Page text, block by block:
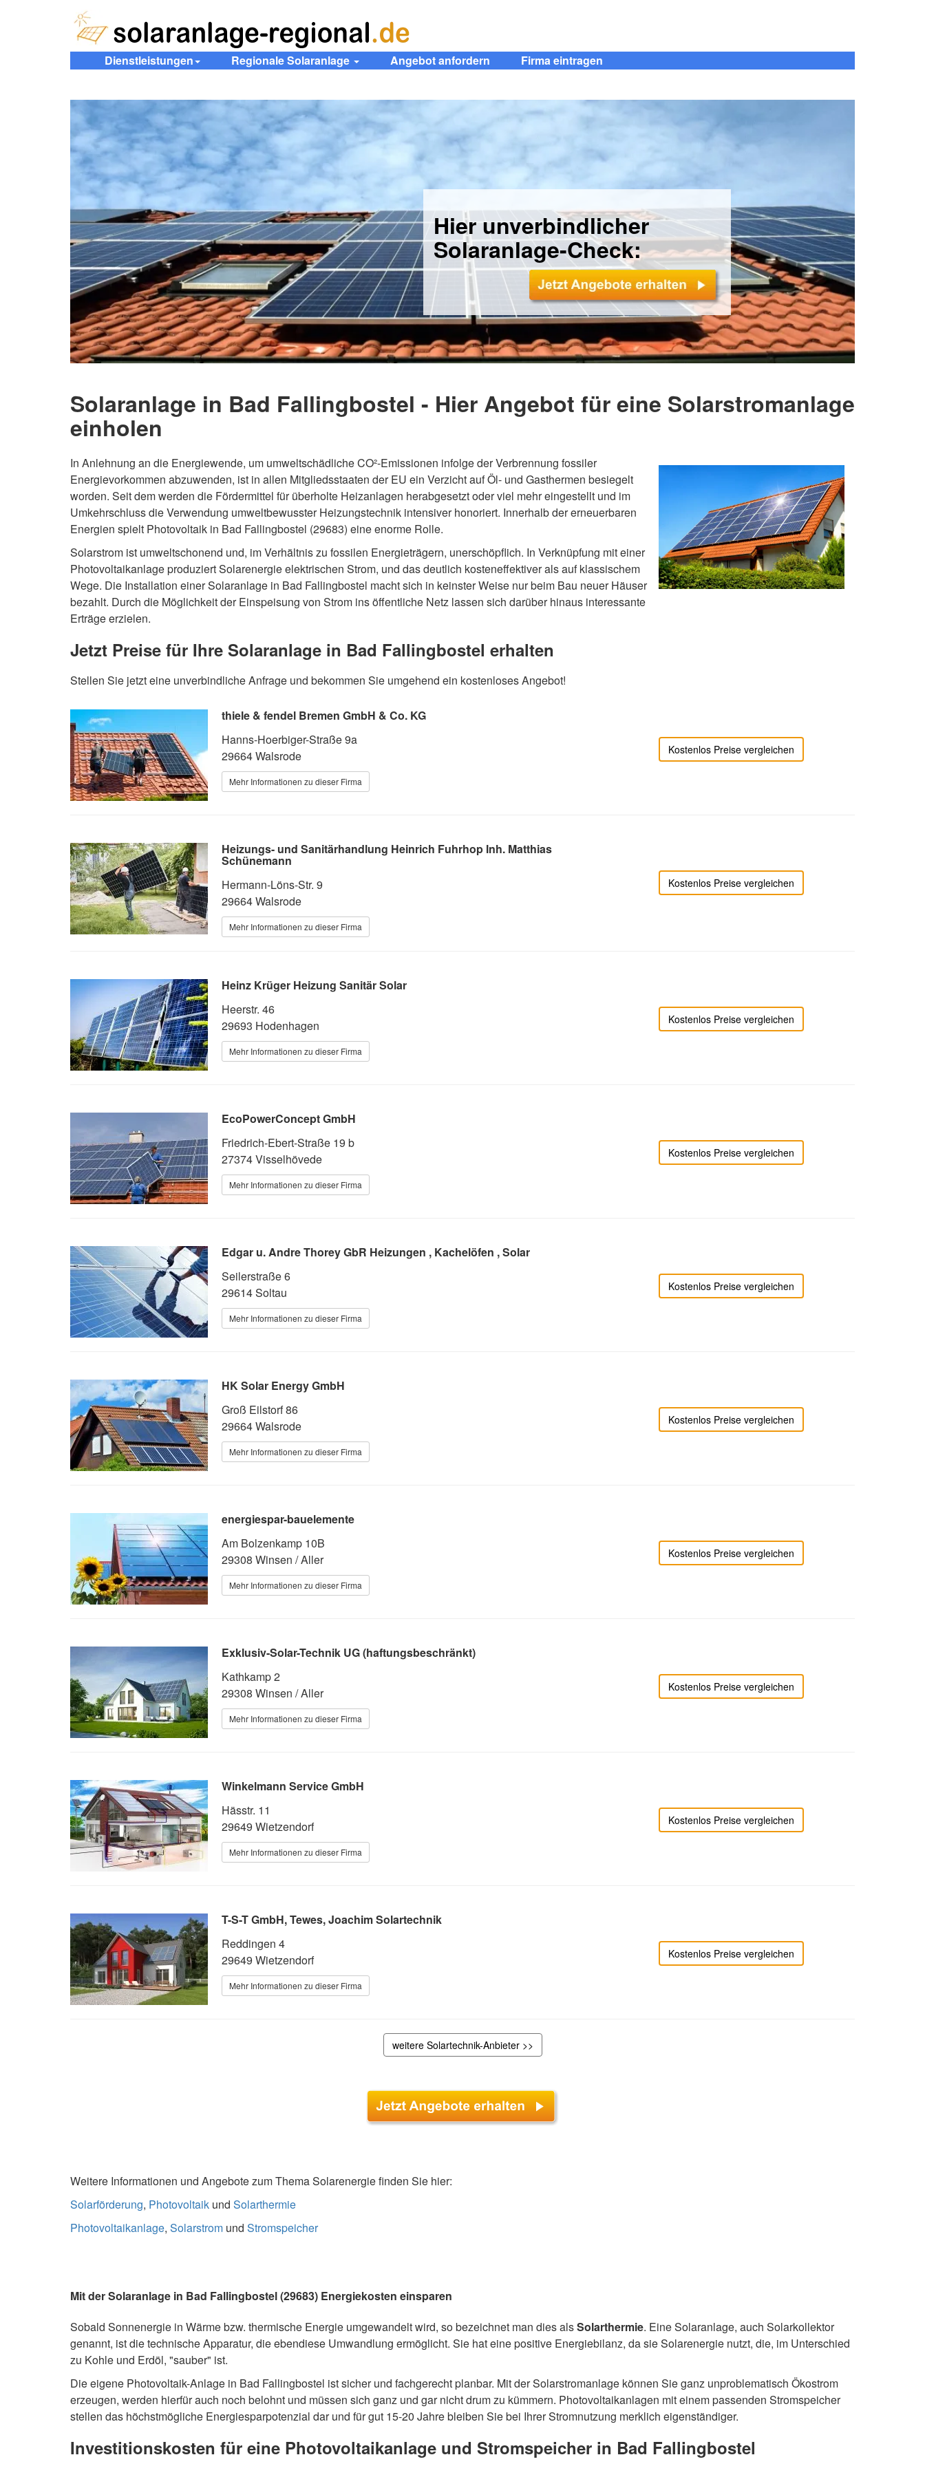
Dienstleistungen Regionale Solaranlage Angebot anfordern Firma eintragen
Hier unverbindlicher
Solaranlage-Check:
Solaranlage in Bad Fallingbostel - Hier Angebot für eine Solarstromanlage
einholen
In Anlehnung an die Energiewende, um umweltschädliche CO²-Emissionen infolge der Verbrennung fossiler
Energievorkommen abzuwenden, ist in allen Mitgliedsstaaten der EU ein Verzicht auf Öl- und Gasthermen besiegelt
worden. Seit dem werden die Fördermittel für überholte Heizanlagen herabgesetzt oder viel mehr eingestellt und im
Umkehrschluss die Verwendung umweltbewusster Heizungstechnik intensiver honoriert. Innerhalb der erneuerbaren
Energien spielt Photovoltaik in Bad Fallingbostel (29683) eine enorme Rolle.
Solarstrom ist umweltschonend und, im Verhältnis zu fossilen Energieträgern, unerschöpflich. In Verknüpfung mit einer
Photovoltaikanlage produziert Solarenergie elektrischen Strom, und das deutlich kosteneffektiver als auf klassischem
Wege. Die Installation einer Solaranlage in Bad Fallingbostel macht sich in keinster Weise nur beim Bau neuer Häuser
bezahlt. Durch die Möglichkeit der Einspeisung von Strom ins öffentliche Netz lassen sich darüber hinaus interessante
Erträge erzielen.
Jetzt Preise für Ihre Solaranlage in Bad Fallingbostel erhalten
Stellen Sie jetzt eine unverbindliche Anfrage und bekommen Sie umgehend ein kostenloses Angebot!
thiele & fendel Bremen GmbH & Co. KG
Hanns-Hoerbiger-Straße 9a
29664 Walsrode
Mehr Informationen zu dieser Firma
Kostenlos Preise vergleichen
Heizungs- und Sanitärhandlung Heinrich Fuhrhop Inh. Matthias
Schünemann
Hermann-Löns-Str. 9
29664 Walsrode
Mehr Informationen zu dieser Firma
Kostenlos Preise vergleichen
Heinz Krüger Heizung Sanitär Solar
Heerstr. 46
29693 Hodenhagen
Mehr Informationen zu dieser Firma
Kostenlos Preise vergleichen
EcoPowerConcept GmbH
Friedrich-Ebert-Straße 19 b
27374 Visselhövede
Mehr Informationen zu dieser Firma
Kostenlos Preise vergleichen
Edgar u. Andre Thorey GbR Heizungen , Kachelöfen , Solar
Seilerstraße 6
29614 Soltau
Mehr Informationen zu dieser Firma
Kostenlos Preise vergleichen
HK Solar Energy GmbH
Groß Eilstorf 86
29664 Walsrode
Mehr Informationen zu dieser Firma
Kostenlos Preise vergleichen
energiespar-bauelemente
Am Bolzenkamp 10B
29308 Winsen / Aller
Mehr Informationen zu dieser Firma
Kostenlos Preise vergleichen
Exklusiv-Solar-Technik UG (haftungsbeschränkt)
Kathkamp 2
29308 Winsen / Aller
Mehr Informationen zu dieser Firma
Kostenlos Preise vergleichen
Winkelmann Service GmbH
Hässtr. 11
29649 Wietzendorf
Mehr Informationen zu dieser Firma
Kostenlos Preise vergleichen
T-S-T GmbH, Tewes, Joachim Solartechnik
Reddingen 4
29649 Wietzendorf
Mehr Informationen zu dieser Firma
Kostenlos Preise vergleichen
weitere Solartechnik-Anbieter >>
Weitere Informationen und Angebote zum Thema Solarenergie finden Sie hier:
Solarförderung, Photovoltaik und Solarthermie
Photovoltaikanlage, Solarstrom und Stromspeicher
Mit der Solaranlage in Bad Fallingbostel (29683) Energiekosten einsparen
Sobald Sonnenergie in Wärme bzw. thermische Energie umgewandelt wird, so bezeichnet man dies alsSolarthermie. Eine Solaranlage, auch Solarkollektor
genannt, ist die technische Apparatur, die ebendiese Umwandlung ermöglicht. Sie hat eine positive Energiebilanz, da sie Solarenergie nutzt, die, im Unterschied
zu Kohle und Erdöl, "sauber" ist.
Die eigene Photovoltaik-Anlage in Bad Fallingbostel ist sicher und fachgerecht planbar. Mit der Solarstromanlage können Sie ganz unproblematisch Ökostrom
erzeugen, werden hierfür auch noch belohnt und müssen sich ganz und gar nicht drum zu kümmern. Photovoltaikanlagen mit einem passenden Stromspeicher
stellen das höchstmögliche Energiesparpotenzial dar und für gut 15-20 Jahre bleiben Sie bei Ihrer Stromnutzung merklich eigenständiger.
Investitionskosten für eine Photovoltaikanlage und Stromspeicher in Bad Fallingbostel